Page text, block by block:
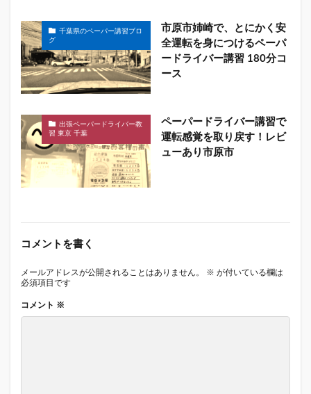
千葉県のペーパー講習ブロ
グ
市原市姉崎で、とにかく安
全運転を身につけるペーパ
ードライバー講習 180分コ
ース
出張ペーパードライバー教
習 東京 千葉
ペーパードライバー講習で
運転感覚を取り戻す！レビ
ューあり市原市
コメントを書く
メールアドレスが公開されることはありません。 ※ が付いている欄は
必須項目です
コメント ※